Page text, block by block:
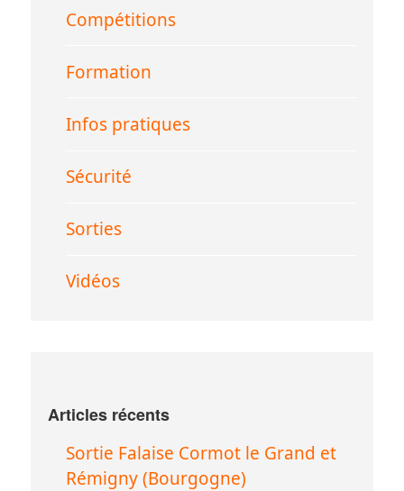
Compétitions
Formation
Infos pratiques
Sécurité
Sorties
Vidéos
Articles récents
Sortie Falaise Cormot le Grand et
Rémigny (Bourgogne)